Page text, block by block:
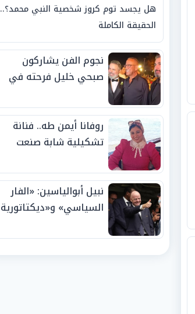
هل يجسد توم كروز شخصية النبي محمد؟..
الحقيقة الكاملة
نجوم الفن يشاركون
صبحي خليل فرحته في
روفانا أيمن طه.. فنانة
تشكيلية شابة صنعت
الجوائز منذ الصغر
نبيل أبوالياسين: «الفار
السياسي» و«ديكتاتورية
الفيفا».. وإقالة